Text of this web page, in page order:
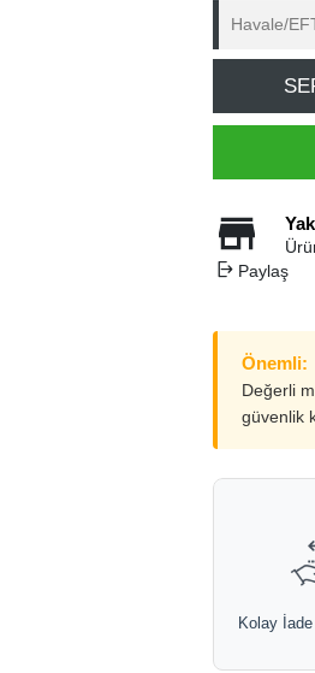
Havale/
Paylaş
Önemli:
Değerli
güvenlik
Kolay